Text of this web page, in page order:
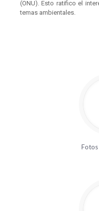
(ONU). Esto ratifico el
temas ambientales.
Fotos